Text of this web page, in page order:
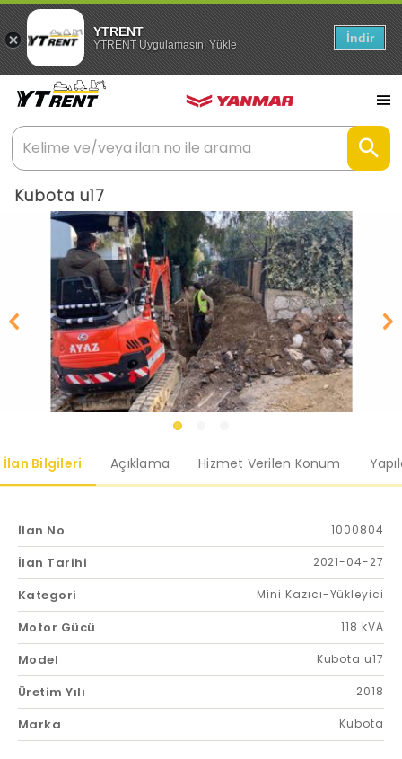
YTRENT
YTRENT Uygulamasını Yükle İndir
Kubota u17
İlan Bilgileri Açıklama Hizmet Verilen Konum
İlan No 1000804
İlan Tarihi 2021-04-27
Kategori Mini Kazıcı-Yükleyici
Motor Gücü 118 kVA
Model Kubota u17
Üretim Yılı 2018
Marka Kubota